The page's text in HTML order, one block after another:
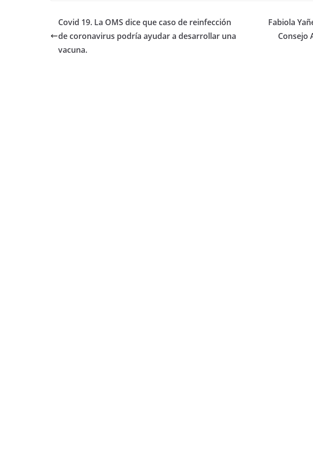
e
b
o
er s
A
p
ar
Covid 19. La OMS dice que caso de reinfección
de coronavirus podría ayudar a desarrollar una
vacuna.
Fabiola
Consejo